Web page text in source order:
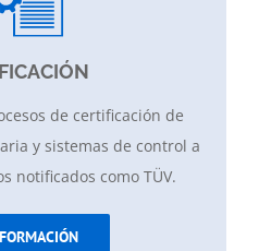
de certificación de
y sistemas de control a
notificados como TÜV.